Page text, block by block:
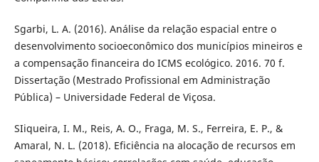
Sgarbi, L. A. (2016). Análise da relação espacial entre o
desenvolvimento socioeconômico dos municípios mineiros e
a compensação financeira do ICMS ecológico. 2016. 70 f.
Dissertação (Mestrado Profissional em Administração
Pública) – Universidade Federal de Viçosa.
SIiqueira, I. M., Reis, A. O., Fraga, M. S., Ferreira, E. P., &
Amaral, N. L. (2018). Eficiência na alocação de recursos em